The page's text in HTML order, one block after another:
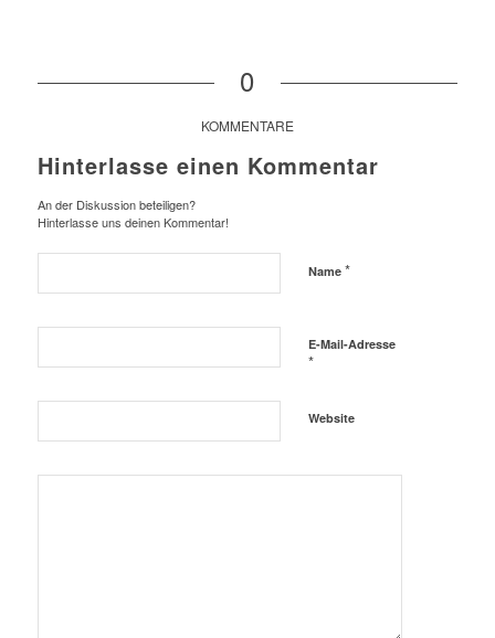
0
KOMMENTARE
Hinterlasse einen Kommentar
An der Diskussion beteiligen?
Hinterlasse uns deinen Kommentar!
Name *
E-Mail-Adresse
*
Website